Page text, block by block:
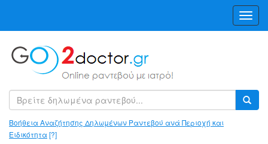
Βοήθεια Αναζήτησης Δηλωμένων Ραντεβού ανά Περιοχή και
Ειδικότητα[?]